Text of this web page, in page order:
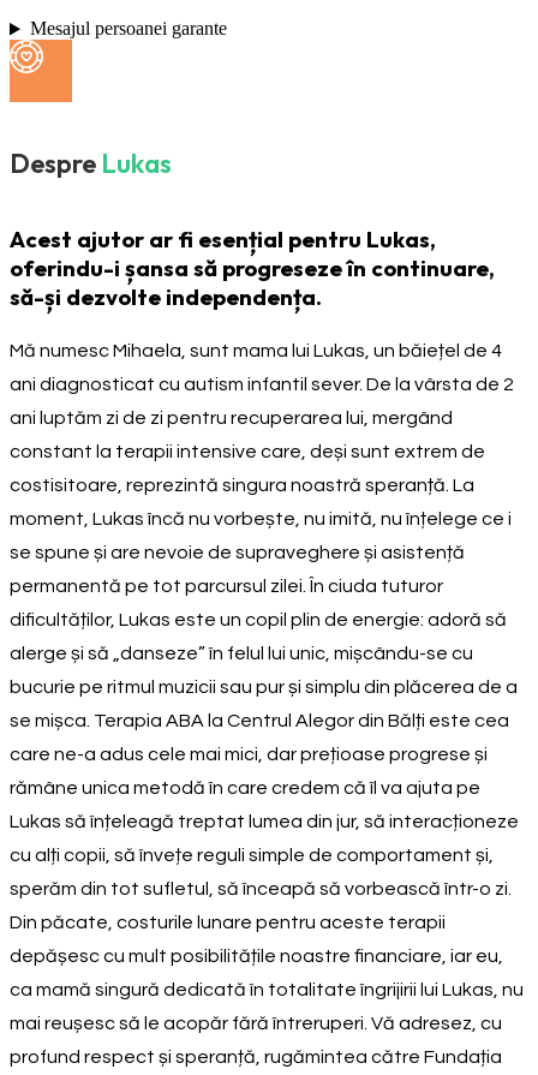
Mesajul persoanei garante
Despre Lukas
Acest ajutor ar fi esențial pentru Lukas,
oferindu-i șansa să progreseze în continuare,
să-și dezvolte independența.
Mă numesc Mihaela, sunt mama lui Lukas, un băiețel de 4
ani diagnosticat cu autism infantil sever. De la vârsta de 2
ani luptăm zi de zi pentru recuperarea lui, mergând
constant la terapii intensive care, deși sunt extrem de
costisitoare, reprezintă singura noastră speranță. La
moment, Lukas încă nu vorbește, nu imită, nu înțelege ce i
se spune și are nevoie de supraveghere și asistență
permanentă pe tot parcursul zilei. În ciuda tuturor
dificultăților, Lukas este un copil plin de energie: adoră să
alerge și să „danseze” în felul lui unic, mișcându-se cu
bucurie pe ritmul muzicii sau pur și simplu din plăcerea de a
se mișca. Terapia ABA la Centrul Alegor din Bălți este cea
care ne-a adus cele mai mici, dar prețioase progrese și
rămâne unica metodă în care credem că îl va ajuta pe
Lukas să înțeleagă treptat lumea din jur, să interacționeze
cu alți copii, să învețe reguli simple de comportament și,
sperăm din tot sufletul, să înceapă să vorbească într-o zi.
Din păcate, costurile lunare pentru aceste terapii
depășesc cu mult posibilitățile noastre financiare, iar eu,
ca mamă singură dedicată în totalitate îngrijirii lui Lukas, nu
mai reușesc să le acopăr fără întreruperi. Vă adresez, cu
profund respect și speranță, rugămintea către Fundația